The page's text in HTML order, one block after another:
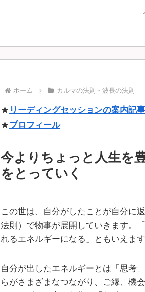
ホーム カルマの法則・波長の法則
★ リーディングセッションの案内記事
★プロフィール
今よりちょっと人生を
をとっていく
この世は、自分がしたことが自分に
法則）で物事が展開していきます。
れるエネルギーになる」ともいえます
自分が出したエネルギーとは「思考
らがさまざまなつながり、ご縁、機